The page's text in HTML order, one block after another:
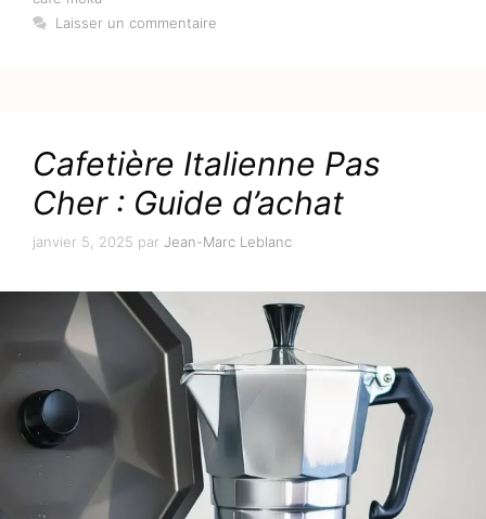
Laisser un commentaire
Cafetière Italienne Pas
Cher : Guide d’achat
janvier 5, 2025 par Jean-Marc Leblanc